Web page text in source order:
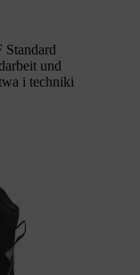
Standard
und
i techniki